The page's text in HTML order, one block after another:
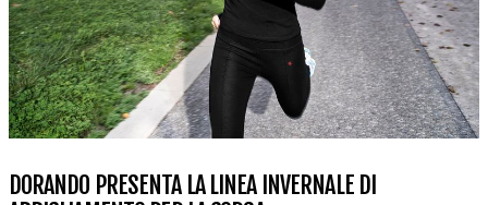
DORANDO PRESENTA LA LINEA INVERNALE DI